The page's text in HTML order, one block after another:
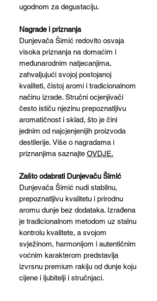
ugodnom za degustaciju.
Nagrade i priznanja
Dunjevača Šimić redovito osvaja
visoka priznanja na domaćim i
međunarodnim natjecanjima,
zahvaljujući svojoj postojanoj
kvaliteti, čistoj aromi i tradicionalnom
načinu izrade. Stručni ocjenjivači
često ističu njezinu prepoznatljivu
aromatičnost i sklad, što je čini
jednim od najcjenjenijih proizvoda
destilerije. Više o nagradama i
priznanjima saznajte OVDJE.
Zašto odabrati Dunjevaču Šimić
Dunjevača Šimić nudi stabilnu,
prepoznatljivu kvalitetu i prirodnu
aromu dunje bez dodataka. Izrađena
je tradicionalnom metodom uz stalnu
kontrolu kvalitete, a svojom
svježinom, harmonijom i autentičnim
voćnim karakterom predstavlja
izvrsnu premium rakiju od dunje koju
cijene i ljubitelji i stručnjaci.